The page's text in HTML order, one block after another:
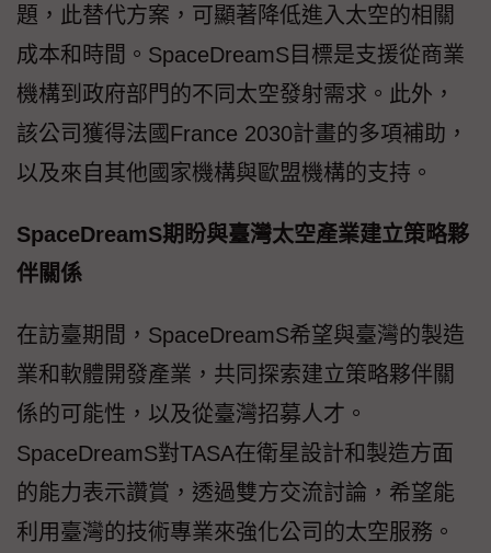
題，此替代方案，可顯著降低進入太空的相關
成本和時間。SpaceDreamS目標是支援從商業
機構到政府部門的不同太空發射需求。此外，
該公司獲得法國France 2030計畫的多項補助，
以及來自其他國家機構與歐盟機構的支持。
SpaceDreamS期盼與臺灣太空產業建立策略夥
伴關係
在訪臺期間，SpaceDreamS希望與臺灣的製造
業和軟體開發產業，共同探索建立策略夥伴關
係的可能性，以及從臺灣招募人才。
SpaceDreamS對TASA在衛星設計和製造方面
的能力表示讚賞，透過雙方交流討論，希望能
利用臺灣的技術專業來強化公司的太空服務。